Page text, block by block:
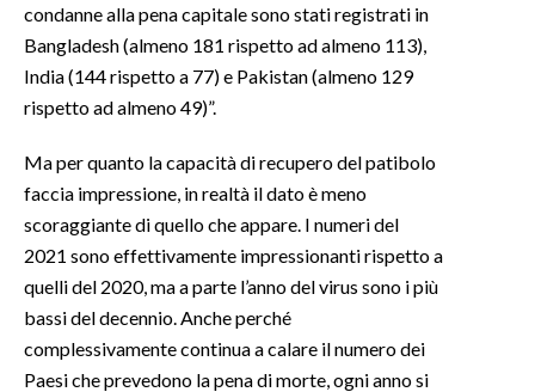
condanne alla pena capitale sono stati registrati in
Bangladesh (almeno 181 rispetto ad almeno 113),
India (144 rispetto a 77) e Pakistan (almeno 129
rispetto ad almeno 49)”.
Ma per quanto la capacità di recupero del patibolo
faccia impressione, in realtà il dato è meno
scoraggiante di quello che appare. I numeri del
2021 sono effettivamente impressionanti rispetto a
quelli del 2020, ma a parte l’anno del virus sono i più
bassi del decennio. Anche perché
complessivamente continua a calare il numero dei
Paesi che prevedono la pena di morte, ogni anno si